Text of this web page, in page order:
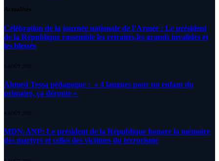
Actualités
Célébration de la journée nationale de l’Armée : Le président
de la République rassemble les retraités,les grands invalides et
les blessés
5 AOÛT 2026
Ahmed Tessa pédagogue : » 4 langues pour un enfant du
primaire, ça déroute «
4 AOÛT 2026
MDN-ANP: Le président de la République honore la mémoire
des martyrs et celles des victimes du terrorisme